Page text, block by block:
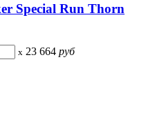
Special Run Thorn
x 23 664 руб